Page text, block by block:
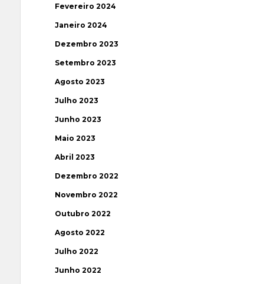
Fevereiro 2024
Janeiro 2024
Dezembro 2023
Setembro 2023
Agosto 2023
Julho 2023
Junho 2023
Maio 2023
Abril 2023
Dezembro 2022
Novembro 2022
Outubro 2022
Agosto 2022
Julho 2022
Junho 2022